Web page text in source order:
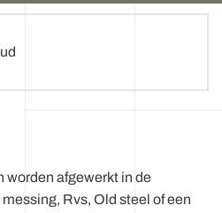
worden afgewerkt in de
Rvs, Old steel of een